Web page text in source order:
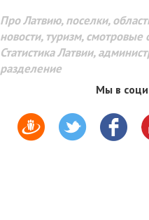
Про Латвию, поселки,
новости, туризм,
Статистика Латвии,
разделение
Мы в